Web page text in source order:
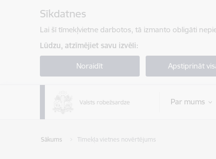
Sīkdatnes
Lai šī tīmekļvietne darbotos, tā izmanto obligāti
Lūdzu, atzīmējiet savu izvēli:
Noraidīt Apstiprināt
Par mums
Sākums Tīmekļa vietnes novērtējums